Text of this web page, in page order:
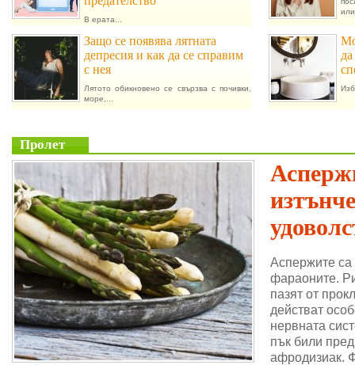
В ерата...
Защо се появява лятната
депресия и как да се справим
с нея
Лятото обикновено се свързва с почивки,
море,...
Пролет
Аспержите
фараоните.
пазят от
действат
нервната
пък били
афродизиак.